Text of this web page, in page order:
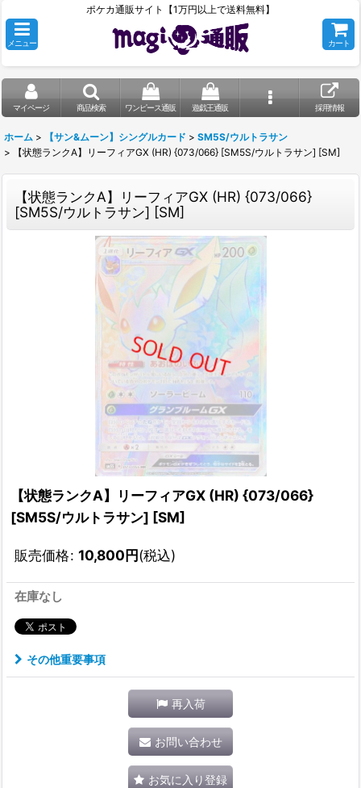
ポケカ通販サイト【1万円以上で送料無料】
メニュー カート
マイページ 商品検索 ワンピース通販 遊戯王通販 採用情報
ホーム > 【サン&ムーン】シングルカード > SM5S/ウルトラサン
>
【状態ランクA】リーフィアGX (HR) {073/066} [SM5S/ウルトラサン] [SM]
【状態ランクA】リーフィアGX (HR) {073/066}
[SM5S/ウルトラサン] [SM]
【状態ランクA】リーフィアGX (HR) {073/066}
[SM5S/ウルトラサン] [SM]
販売価格: 10,800円(税込)
在庫なし
その他重要事項
再入荷
お問い合わせ
お気に入り登録